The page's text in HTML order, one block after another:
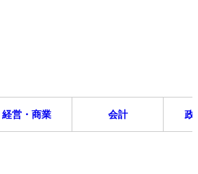
経営・商業 会計 政